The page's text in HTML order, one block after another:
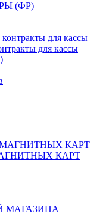
(ФР)
для кассы
КАРТ